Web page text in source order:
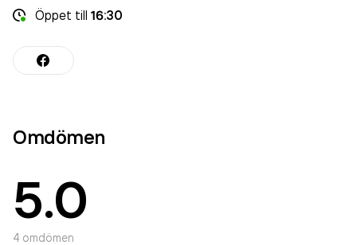
Öppet till 16:30
Omdömen
5.0
4 omdömen